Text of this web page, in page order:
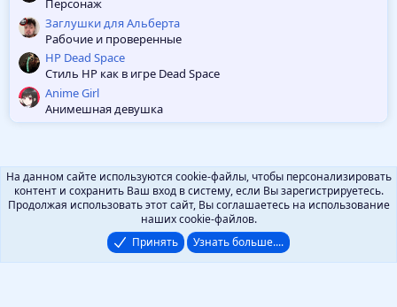
Персонаж
Заглушки для Альберта
Рабочие и проверенные
HP Dead Space
Стиль HP как в игре Dead Space
Anime Girl
Анимешная девушка
Помощь Локализация от XenForo.Info
На данном сайте используются cookie-файлы, чтобы персонализировать
контент и сохранить Ваш вход в систему, если Вы зарегистрируетесь.
Продолжая использовать этот сайт, Вы соглашаетесь на использование
наших cookie-файлов.
Принять
Узнать больше....